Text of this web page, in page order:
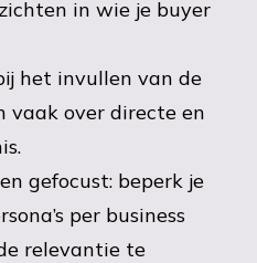
in wie je buyer
het invullen van de
vaak over directe en
gefocust: beperk je
per business
relevantie te